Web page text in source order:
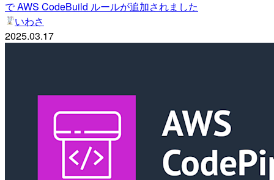
で AWS CodeBuild ルールが追加されました
いわさ
2025.03.17